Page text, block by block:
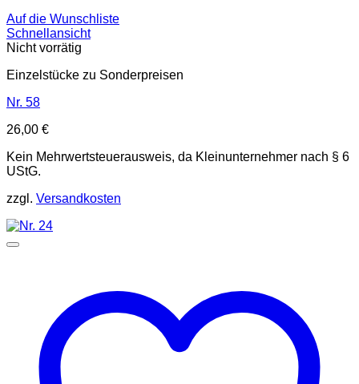
Auf die Wunschliste
Schnellansicht
Nicht vorrätig
Einzelstücke zu Sonderpreisen
Nr. 58
26,00 €
Kein Mehrwertsteuerausweis, da Kleinunternehmer nach § 6
UStG.
zzgl. Versandkosten